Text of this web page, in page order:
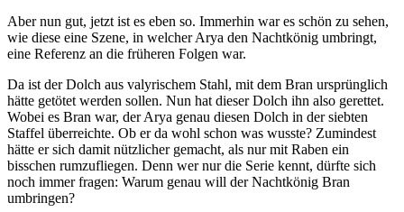
Aber nun gut, jetzt ist es eben so. Immerhin war es schön zu sehen,
wie diese eine Szene, in welcher Arya den Nachtkönig umbringt,
eine Referenz an die früheren Folgen war.
Da ist der Dolch aus valyrischem Stahl, mit dem Bran ursprünglich
hätte getötet werden sollen. Nun hat dieser Dolch ihn also gerettet.
Wobei es Bran war, der Arya genau diesen Dolch in der siebten
Staffel überreichte. Ob er da wohl schon was wusste? Zumindest
hätte er sich damit nützlicher gemacht, als nur mit Raben ein
bisschen rumzufliegen. Denn wer nur die Serie kennt, dürfte sich
noch immer fragen: Warum genau will der Nachtkönig Bran
umbringen?